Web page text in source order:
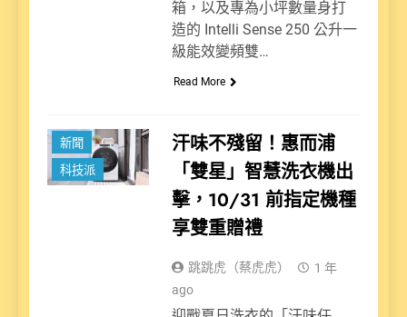
箱，以及專為小坪數量身打
造的 Intelli Sense 250 公升一
級能效變頻雙…
Read More
新聞
科技派
汗味不殘留！惠而浦
「雙星」智慧洗衣機出
擊，10/31 前指定機種
享雙重贈禮
跳跳虎（蔡虎虎）
1 年
ago